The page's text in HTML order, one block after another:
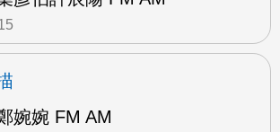
婉婉 FM AM